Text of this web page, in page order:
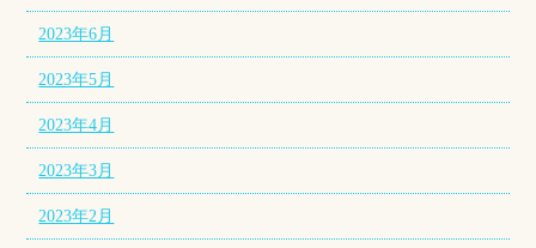
2023年6月
2023年5月
2023年4月
2023年3月
2023年2月